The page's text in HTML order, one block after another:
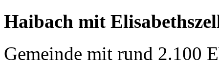
Haibach mit
Gemeinde mit rund 2.100